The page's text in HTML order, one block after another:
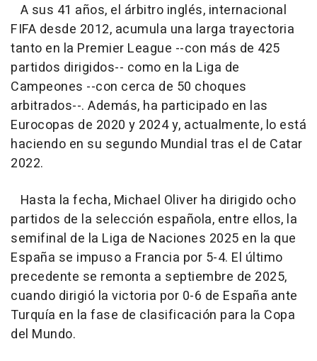
A sus 41 años, el árbitro inglés, internacional
FIFA desde 2012, acumula una larga trayectoria
tanto en la Premier League --con más de 425
partidos dirigidos-- como en la Liga de
Campeones --con cerca de 50 choques
arbitrados--. Además, ha participado en las
Eurocopas de 2020 y 2024 y, actualmente, lo está
haciendo en su segundo Mundial tras el de Catar
2022.
Hasta la fecha, Michael Oliver ha dirigido ocho
partidos de la selección española, entre ellos, la
semifinal de la Liga de Naciones 2025 en la que
España se impuso a Francia por 5-4. El último
precedente se remonta a septiembre de 2025,
cuando dirigió la victoria por 0-6 de España ante
Turquía en la fase de clasificación para la Copa
del Mundo.